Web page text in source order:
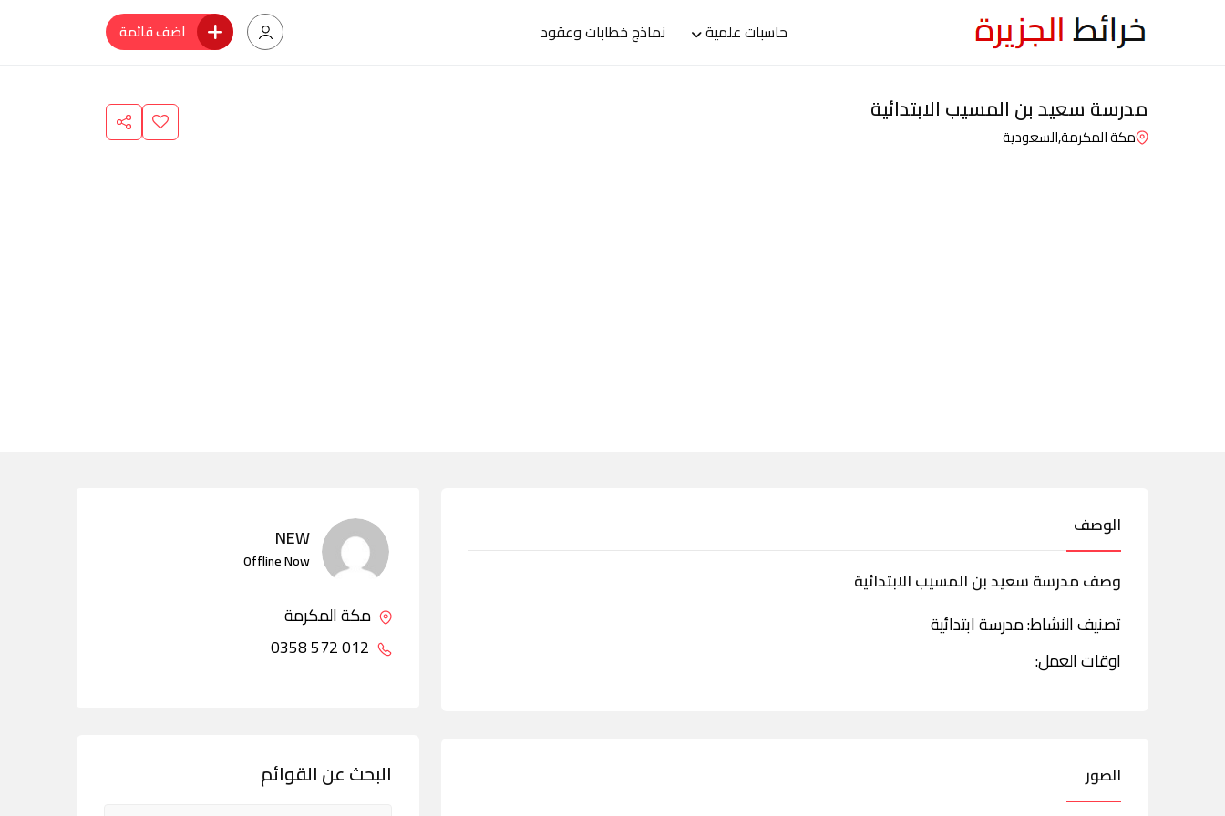
حاسبات علمية نماذج خطابات وعقود اضف قائمة
مدرسة سعيد بن المسيب الابتدائية
مكة المكرمة,السعودية
الوصف
وصف مدرسة سعيد بن المسيب الابتدائية
تصنيف النشاط: مدرسة ابتدائية
اوقات العمل:
الصور
NEW
Offline Now
مكة المكرمة
البحث عن القوائم